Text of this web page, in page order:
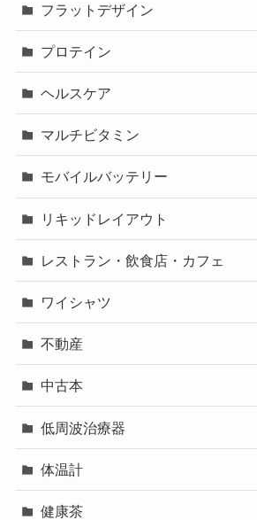
フラットデザイン
プロテイン
ヘルスケア
マルチビタミン
モバイルバッテリー
リキッドレイアウト
レストラン・飲食店・カフェ
ワイシャツ
不動産
中古本
低周波治療器
体温計
健康茶